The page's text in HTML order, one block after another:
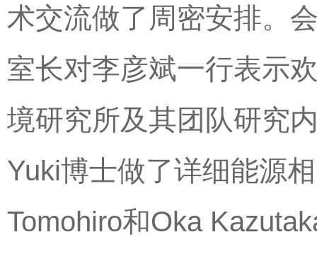
术交流做了周密安排。
室长对李彦斌一行表示
境研究所及其团队研究
Yuki博士做了详细能源
Tomohiro和Oka